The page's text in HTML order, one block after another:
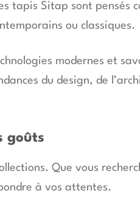
tapis Sitap sont
ou classiques.
modernes et
du design, de
goûts
Que vous
à vos attentes.